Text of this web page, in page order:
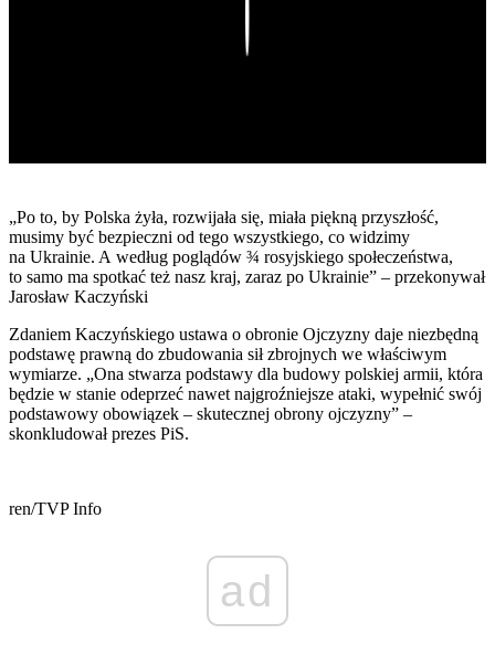
„Po to, by Polska żyła, rozwijała się, miała piękną przyszłość,
musimy być bezpieczni od tego wszystkiego, co widzimy
na Ukrainie. A według poglądów ¾ rosyjskiego społeczeństwa,
to samo ma spotkać też nasz kraj, zaraz po Ukrainie” – przekonywał
Jarosław Kaczyński
Zdaniem Kaczyńskiego ustawa o obronie Ojczyzny daje niezbędną
podstawę prawną do zbudowania sił zbrojnych we właściwym
wymiarze. „Ona stwarza podstawy dla budowy polskiej armii, która
będzie w stanie odeprzeć nawet najgroźniejsze ataki, wypełnić swój
podstawowy obowiązek – skutecznej obrony ojczyzny” –
skonkludował prezes PiS.
ren/TVP Info
ad